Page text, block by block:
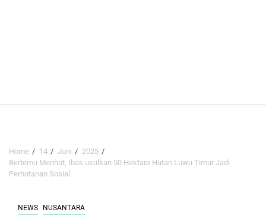
Home 14 Juni
2025
Bertemu Menhut, Ibas usulkan 50 Hektare Hutan Luwu Timur Jadi
Perhutanan Sosial
NEWS NUSANTARA